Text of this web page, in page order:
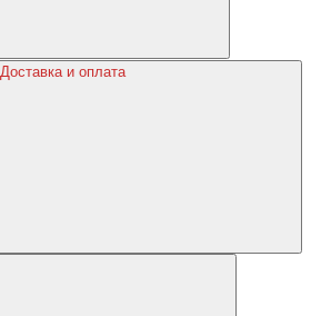
Доставка и оплата